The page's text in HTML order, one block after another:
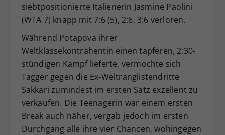
siebtpositionierte Italienerin Jasmine Paolini
(WTA 7) knapp mit 7:6 (5), 2:6, 3:6 verloren.
Während Potapova ihrer
Weltklassekontrahentin einen tapferen, 2:30-
stündigen Kampf lieferte, vermochte sich
Tagger gegen die Ex-Weltranglistendritte
Sakkari zumindest im ersten Satz exzellent zu
verkaufen. Die Teenagerin war einem ersten
Break auch näher, vergab jedoch im ersten
Durchgang alle ihre vier Chancen, wohingegen